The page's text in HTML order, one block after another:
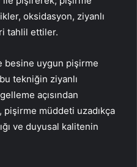
oksidasyon, ziyanlı
tahlil ettiler.
uygun pişirme
tekniğin ziyanlı
açısından
pişirme müddeti uzadıkça
ve duyusal kalitenin